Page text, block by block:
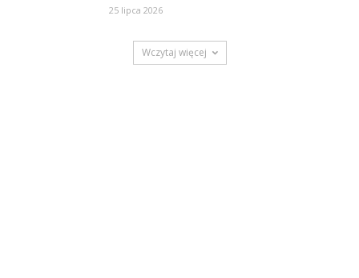
25 lipca 2026
Wczytaj więcej